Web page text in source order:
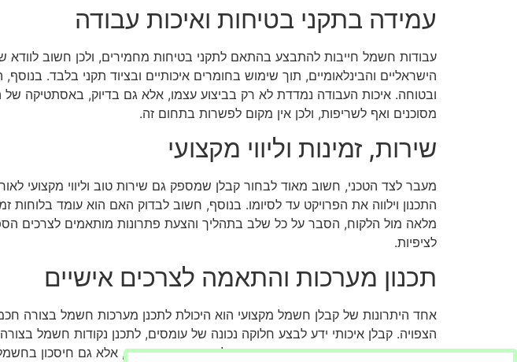
עמידה בתקני בטיחות ואיכות עבודה
עבודות חשמל חייבות להתבצע בהתאם לתקני בטיחות מחמירים, ולכן חשוב
הישראליים והבינלאומיים, תוך שימוש בחומרים איכותיים ובציוד תקני בלבד.
ובטוחה. איכות העבודה נמדדת לא רק בביצוע עצמו, אלא גם בדיוק, באסתטיקה של
מסוכנים ואף לשריפות, ולכן אין מקום לפשרות בתחום זה.
שירות, זמינות וליווי מקצועי
מעבר לצד הטכני, חשוב מאוד לבחור קבלן שמספק גם שירות טוב וליווי מקצועי
התכנון וילווה את הפרויקט עד לסיומו. בנוסף, חשוב לבדוק האם הוא עומד
מלאה מול הלקוח, הסבר על כל שלב בתהליך והצעת פתרונות מותאמים לצרכים
לציפיות.
תכנון מערכות והתאמה לצרכים אישיים
אחד היתרונות של קבלן חשמל מקצועי הוא היכולת לתכנן מערכות חשמל בצורה
הצפויה. קבלן איכותי ידע לבצע חלוקה נכונה של עומסים, לתכנן נקודות חשמל
ותאורה חכמה. התאמה אישית מבטיחה לא רק נוחות שימוש, אלא גם חיסכון